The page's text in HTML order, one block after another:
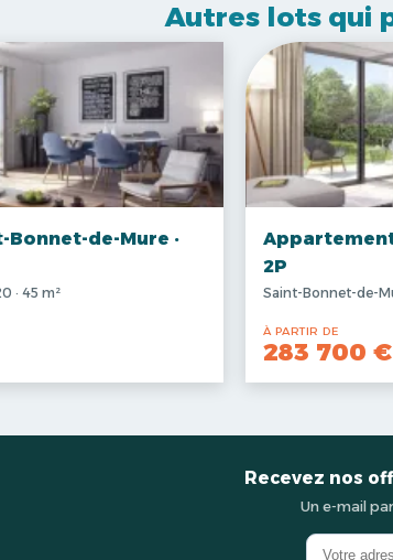
Autres lots qui
de-Mure ·
· 45 m²
2P
Saint-Bonnet-de-
À PARTIR DE
283 700 €
Recevez nos
Un e-mail